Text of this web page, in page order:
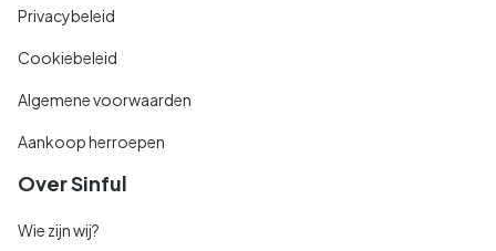
Privacybeleid
Cookiebeleid
Algemene voorwaarden
Aankoop herroepen
Over Sinful
Wie zijn wij?